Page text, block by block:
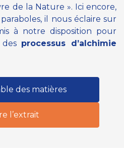
de la Nature ». Ici encore,
il nous éclaire sur
à notre disposition pour
processus d’alchimie
des matières
l’extrait